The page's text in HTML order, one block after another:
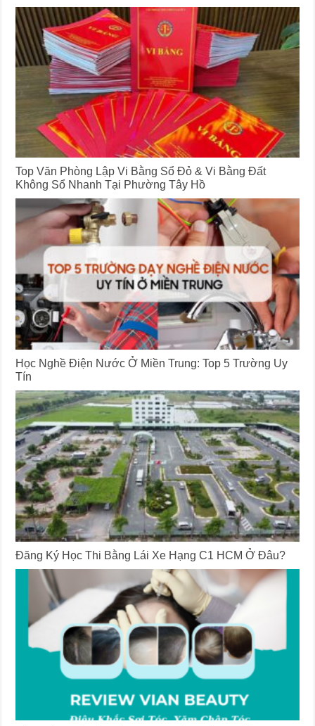
Top Văn Phòng Lập Vi Bằng Sổ Đỏ & Vi Bằng Đất
Không Sổ Nhanh Tại Phường Tây Hồ
Học Nghề Điện Nước Ở Miền Trung: Top 5 Trường Uy
Tín
Đăng Ký Học Thi Bằng Lái Xe Hạng C1 HCM Ở Đâu?